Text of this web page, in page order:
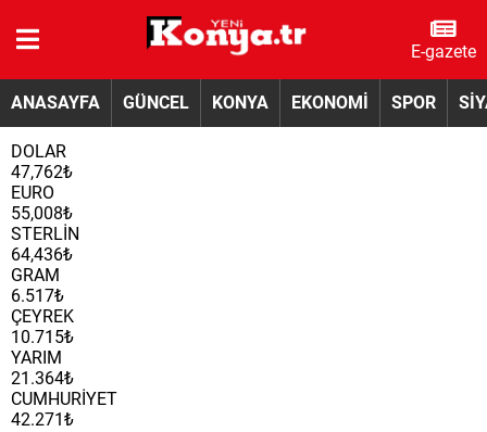
E-gazete
ANASAYFA GÜNCEL KONYA EKONOMİ SPOR
DOLAR
47,762₺
EURO
55,008₺
STERLİN
64,436₺
GRAM
6.517₺
ÇEYREK
10.715₺
YARIM
21.364₺
CUMHURİYET
42.271₺